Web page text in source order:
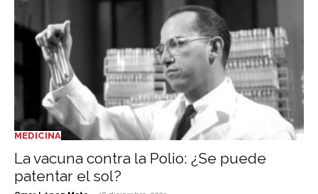
Hoy
MEDICINA
La vacuna contra la Polio: ¿Se puede
patentar el sol?